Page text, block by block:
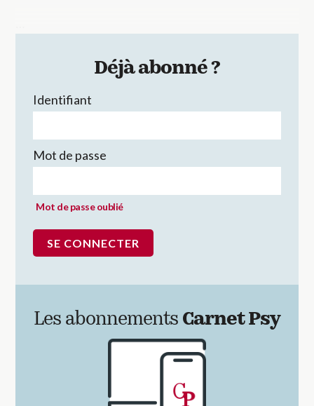
Déjà abonné ?
Identifiant
Mot de passe
Mot de passe oublié
Les abonnements Carnet Psy